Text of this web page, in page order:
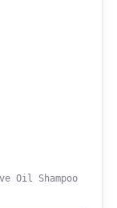
Oil Shampoo